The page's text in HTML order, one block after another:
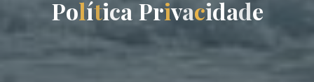
Política Privacidade